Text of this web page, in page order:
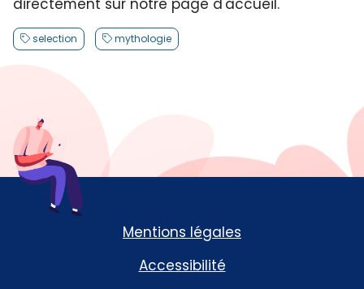
selection mythologie
Mentions légales
Accessibilité